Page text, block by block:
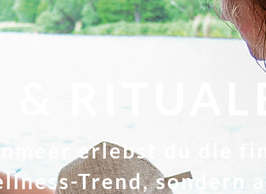
&
erlebst du die
Trend, sondern